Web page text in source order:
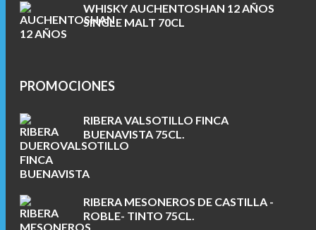
WHISKY AUCHENTOSHAN 12 AÑOS
SINGLE MALT 70CL
PROMOCIONES
RIBERA VALSOTILLO FINCA
BUENAVISTA 75CL.
RIBERA MESONEROS DE CASTILLA -
ROBLE- TINTO 75CL.